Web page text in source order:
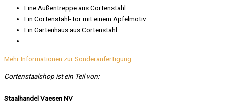
Eine Außentreppe aus Cortenstahl
Ein Cortenstahl-Tor mit einem Apfelmotiv
Ein Gartenhaus aus Cortenstahl
Mehr Informationen zur Sonderanfertigung
Cortenstaalshop ist ein Teil von:
Staalhandel Vaesen NV